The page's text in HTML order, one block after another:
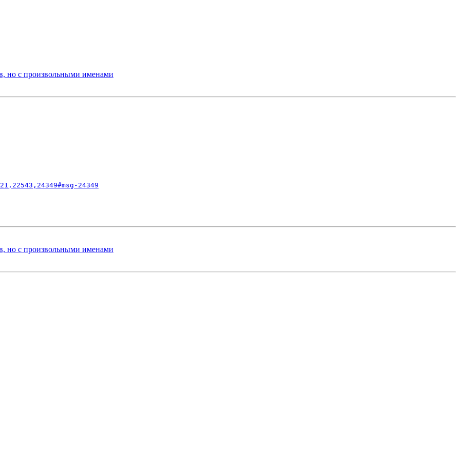
но с произвольными именами
24349
но с произвольными именами